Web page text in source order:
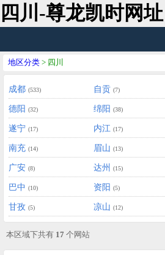
四川-尊龙凯时网址
地区分类 > 四川
成都 (533) 自贡 (7)
德阳 (32) 绵阳 (38)
遂宁 (17) 内江 (17)
南充 (14) 眉山 (13)
广安 (8) 达州 (15)
巴中 (10) 资阳 (5)
甘孜 (5) 凉山 (12)
本区域下共有 17 个网站